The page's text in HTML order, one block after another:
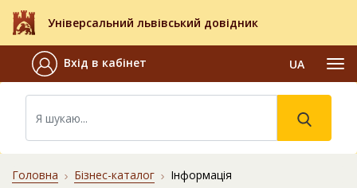
Універсальний львівський довідник
Вхід в кабінет UA
Головна Бізнес-каталог Інформація